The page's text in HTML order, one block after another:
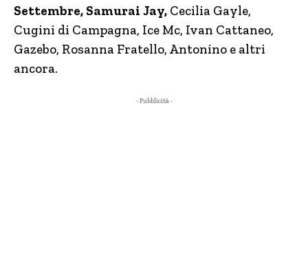
Settembre, Samurai Jay, Cecilia Gayle,
Cugini di Campagna, Ice Mc, Ivan Cattaneo,
Gazebo, Rosanna Fratello, Antonino e altri
ancora.
- Pubblicità -